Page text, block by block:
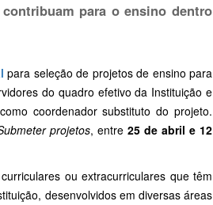
para o ensino dentro
para seleção de projetos de ensino para
do quadro efetivo da Instituição e
coordenador substituto do projeto.
projetos, entre 25 de abril e 12
ou extracurriculares que têm
desenvolvidos em diversas áreas